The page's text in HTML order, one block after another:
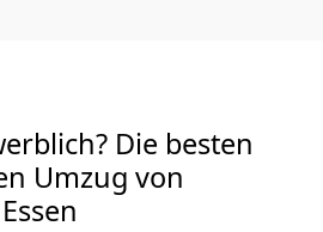
Die besten
Umzug von